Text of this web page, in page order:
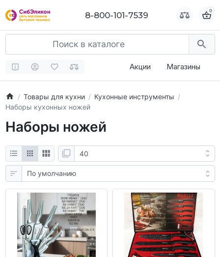
8-800-101-7539 0
Акции Магазины
Товары для кухни
Кухонные инструменты
Наборы кухонных ножей
Наборы ножей
8-800-101-7539 0